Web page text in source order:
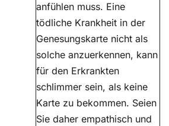
anfühlen muss. Eine
tödliche Krankheit in der
Genesungskarte nicht als
solche anzuerkennen, kann
für den Erkrankten
schlimmer sein, als keine
Karte zu bekommen. Seien
Sie daher empathisch und